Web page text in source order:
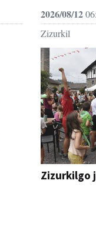
2026/08/12
Zizurkil
Zizurkilgo